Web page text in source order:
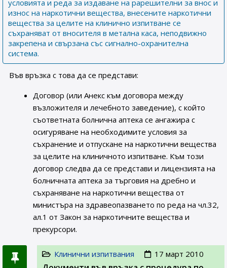
условията и реда за издаване на рарешителни за внос и
износ на наркотични вещества, внесените наркотични
вещества за целите на клинично изпитване се
съхраняват от вносителя в метална каса, неподвижно
закрепена и свързана със сигнално-охранителна
система.
Във връзка с това да се представи:
Договор (или Анекс към договора между
възложителя и лечебното заведение), с който
съответната болнична аптека се ангажира с
осигуряване на необходимите условия за
съхранение и отпускане на наркотични вещества
за целите на клиничното изпитване. Към този
договор следва да се представи и лицензията на
болничната аптека за търговия на дребно и
съхраняване на наркотични вещества от
министъра на здравеопазването по реда на чл.32,
ал.1 от Закон за наркотичните вещества и
прекурсори.
Клинични изпитвания 17 март 2010